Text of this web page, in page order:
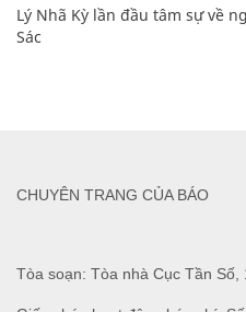
Lý Nhã Kỳ lần đầu tâm sự về
Sác
Tòa soạn: Tòa nhà Cục Tần Số,
CHUYÊN TRANG CỦA BÁO